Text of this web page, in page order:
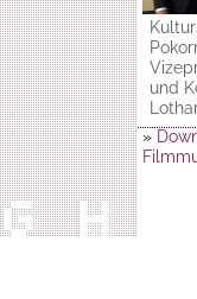
und
»